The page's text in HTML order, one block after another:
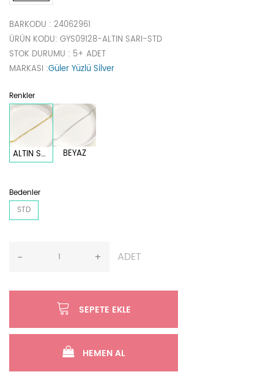
BARKODU : 24062961
ÜRÜN KODU: GYS09128-ALTIN SARI-STD
STOK DURUMU : 5+ ADET
MARKASI :Güler Yüzlü Silver
Renkler
ALTIN SARI BEYAZ
Bedenler
STD
- + ADET
SEPETE EKLE
HEMEN AL